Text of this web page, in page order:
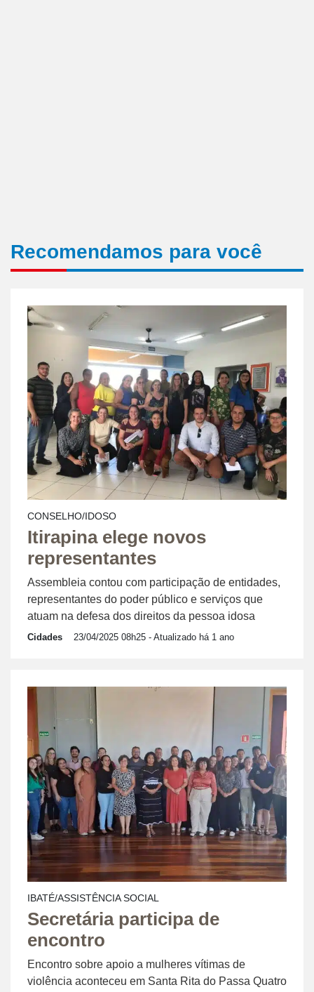
Recomendamos para você
CONSELHO/IDOSO
Itirapina elege novos
representantes
Assembleia contou com participação de entidades,
representantes do poder público e serviços que
atuam na defesa dos direitos da pessoa idosa
Cidades 23/04/2025 08h25 - Atualizado há 1 ano
IBATÉ/ASSISTÊNCIA SOCIAL
Secretária participa de
encontro
Encontro sobre apoio a mulheres vítimas de
violência aconteceu em Santa Rita do Passa Quatro